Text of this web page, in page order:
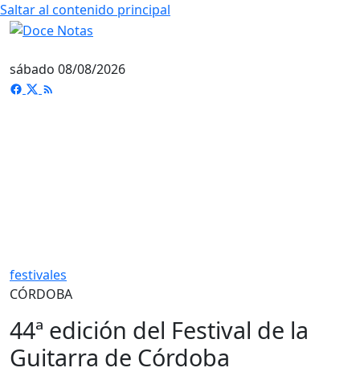
Saltar al contenido principal
sábado 08/08/2026
festivales
CÓRDOBA
44ª edición del Festival de la
Guitarra de Córdoba